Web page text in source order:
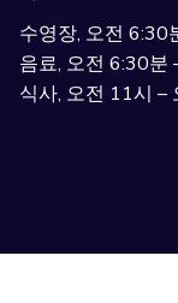
수영장, 오전 6:30
음료, 오전 6:30분
식사, 오전 11시 –